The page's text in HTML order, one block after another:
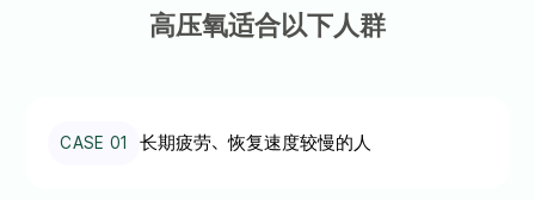
高压氧适合以下人群
CASE 01 长期疲劳、恢复速度较慢的人